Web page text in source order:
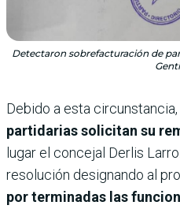
Detectaron sobrefacturación de
Debido a esta circunstancia,
partidarias solicitan su
lugar el concejal Derlis
resolución designando al
por terminadas las